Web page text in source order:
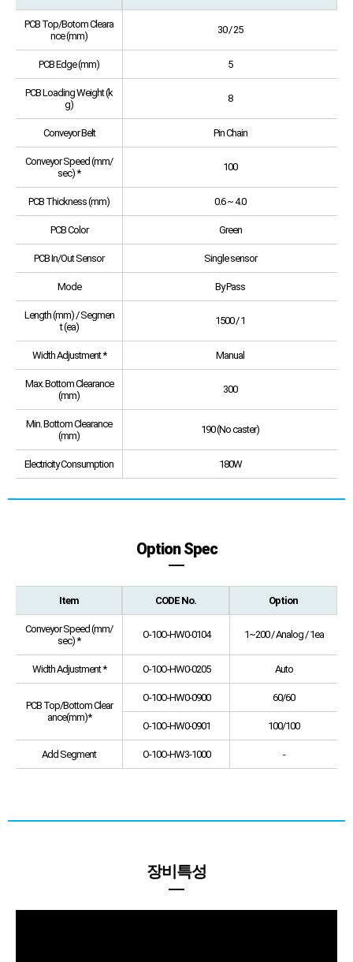
PCB Top/Botom Cleara
nce (mm)
30 / 25
PCB Edge (mm) 5
PCB Loading Weight (k
g)
8
Conveyor Belt Pin Chain
Conveyor Speed (mm/
sec) *
100
PCB Thickness (mm) 0.6 ~ 4.0
PCB Color Green
PCB In/Out Sensor Single sensor
Mode By Pass
Length (mm) / Segmen
t (ea)
1500 / 1
Width Adjustment * Manual
Max. Bottom Clearance
(mm)
300
Min. Bottom Clearance
(mm)
190 (No caster)
Electricity Consumption 180W
Option Spec
Item CODE No. Option
Conveyor Speed (mm/
sec) *
O-10O-HW0-0104 1~200 / Analog / 1ea
Width Adjustment * O-10O-HW0-0205 Auto
PCB Top/Bottom Clear
ance(mm)*
O-10O-HW0-0900 60/60
O-10O-HW0-0901 100/100
Add Segment O-10O-HW3-1000 -
장비특성